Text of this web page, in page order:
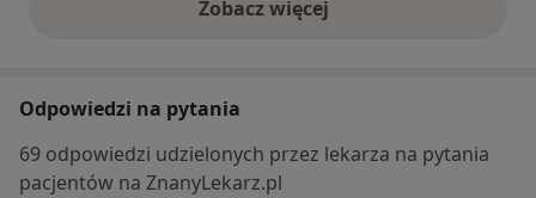
Zobacz więcejopinie powyżej
Odpowiedzi na pytania
69 odpowiedzi udzielonych przez lekarza na pytania
pacjentów na ZnanyLekarz.pl